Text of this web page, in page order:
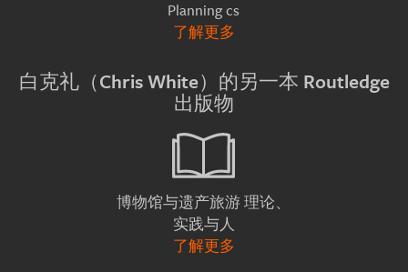
Planning cs
了解更多
白克礼（Chris White）的另一本 Routledge
出版物
博物馆与遗产旅游 理论、
实践与人
了解更多